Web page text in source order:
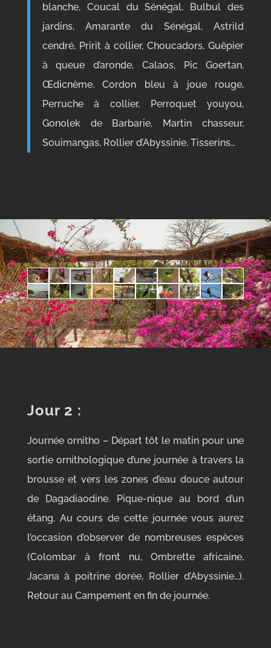
blanche, Coucal du Sénégal, Bulbul des
jardins, Amarante du Sénégal, Astrild
cendré, Pririt à collier, Choucadors, Guêpier
à queue d’aronde, Calaos, Pic Goertan,
Œdicnème, Cordon bleu à joue rouge,
Perruche à collier, Perroquet youyou,
Gonolek de Barbarie, Martin chasseur,
Souimangas, Rollier d’Abyssinie, Tisserins…
Jour 2 :
Journée ornitho – Départ tôt le matin pour une
sortie ornithologique d’une journée à travers la
brousse et vers les zones d’eau douce autour
de Dagadiaodine. Pique-nique au bord d’un
étang. Au cours de cette journée vous aurez
l’occasion d’observer de nombreuses espèces
(Colombar à front nu, Ombrette africaine,
Jacana à poitrine dorée, Rollier d’Abyssinie…).
Retour au Campement en fin de journée.